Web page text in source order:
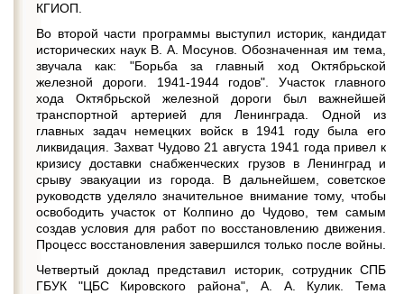
КГИОП.
Во второй части программы выступил историк, кандидат
исторических наук В. А. Мосунов. Обозначенная им тема,
звучала как: "Борьба за главный ход Октябрьской
железной дороги. 1941-1944 годов". Участок главного
хода Октябрьской железной дороги был важнейшей
транспортной артерией для Ленинграда. Одной из
главных задач немецких войск в 1941 году была его
ликвидация. Захват Чудово 21 августа 1941 года привел к
кризису доставки снабженческих грузов в Ленинград и
срыву эвакуации из города. В дальнейшем, советское
руководств уделяло значительное внимание тому, чтобы
освободить участок от Колпино до Чудово, тем самым
создав условия для работ по восстановлению движения.
Процесс восстановления завершился только после войны.
Четвертый доклад представил историк, сотрудник СПБ
ГБУК "ЦБС Кировского района", А. А. Кулик. Тема